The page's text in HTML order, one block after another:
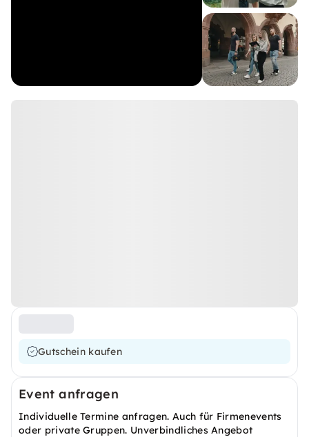
Gutschein kaufen
Event anfragen
Individuelle Termine anfragen. Auch für Firmenevents
oder private Gruppen. Unverbindliches Angebot